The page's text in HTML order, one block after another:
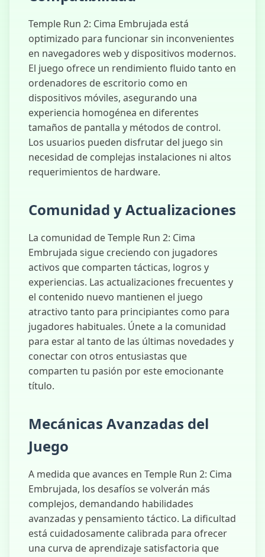
Temple Run 2: Cima Embrujada está
optimizado para funcionar sin inconvenientes
en navegadores web y dispositivos modernos.
El juego ofrece un rendimiento fluido tanto en
ordenadores de escritorio como en
dispositivos móviles, asegurando una
experiencia homogénea en diferentes
tamaños de pantalla y métodos de control.
Los usuarios pueden disfrutar del juego sin
necesidad de complejas instalaciones ni altos
requerimientos de hardware.
Comunidad y Actualizaciones
La comunidad de Temple Run 2: Cima
Embrujada sigue creciendo con jugadores
activos que comparten tácticas, logros y
experiencias. Las actualizaciones frecuentes y
el contenido nuevo mantienen el juego
atractivo tanto para principiantes como para
jugadores habituales. Únete a la comunidad
para estar al tanto de las últimas novedades y
conectar con otros entusiastas que
comparten tu pasión por este emocionante
título.
Mecánicas Avanzadas del
Juego
A medida que avances en Temple Run 2: Cima
Embrujada, los desafíos se volverán más
complejos, demandando habilidades
avanzadas y pensamiento táctico. La dificultad
está cuidadosamente calibrada para ofrecer
una curva de aprendizaje satisfactoria que